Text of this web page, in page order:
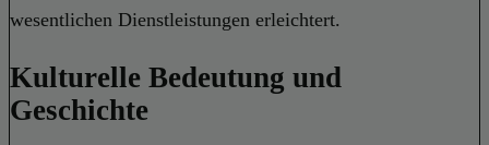
wesentlichen Dienstleistungen erleichtert.
Kulturelle Bedeutung und
Geschichte